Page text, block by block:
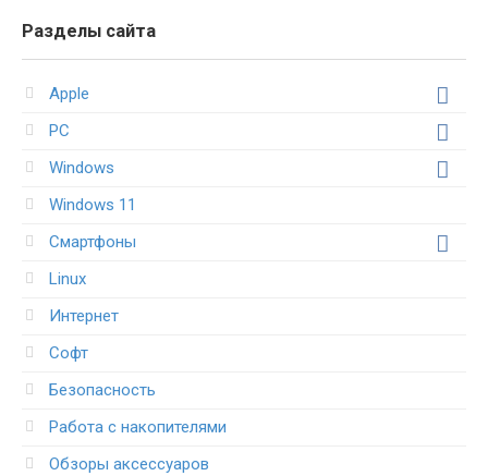
Разделы сайта
Apple
PC
Windows
Windows 11
Смартфоны
Linux
Интернет
Софт
Безопасность
Работа с накопителями
Обзоры аксессуаров